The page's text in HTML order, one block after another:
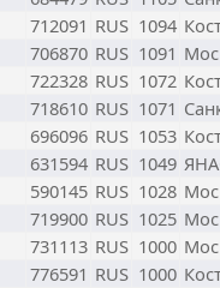
712091 RUS 1094
706870 RUS 1091
722328 RUS 1072
718610 RUS 1071
696096 RUS 1053
631594 RUS 1049
590145 RUS 1028
719900 RUS 1025
731113 RUS 1000
776591 RUS 1000